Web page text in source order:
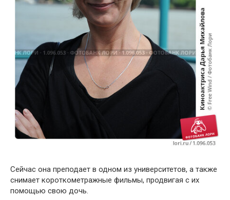
Сейчас она преподает в одном из университетов, а также
снимает короткометражные фильмы, продвигая с их
помощью свою дочь.